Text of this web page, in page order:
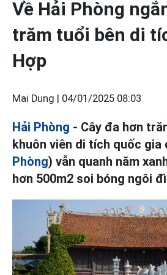
Về Hải Phòng
trăm tuổi bên di
Hợp
Mai Dung | 04/01/2025 08:03
Hải Phòng - Cây đa hơn
khuôn viên di tích quốc gia
Phòng) vẫn quanh năm
hơn 500m2 soi bóng ngôi